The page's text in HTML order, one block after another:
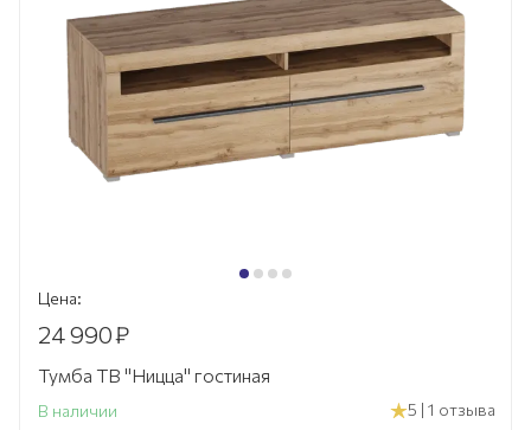
Цена:
24 990₽
Тумба ТВ "Ницца" гостиная
В наличии 5 | 1 отзыва